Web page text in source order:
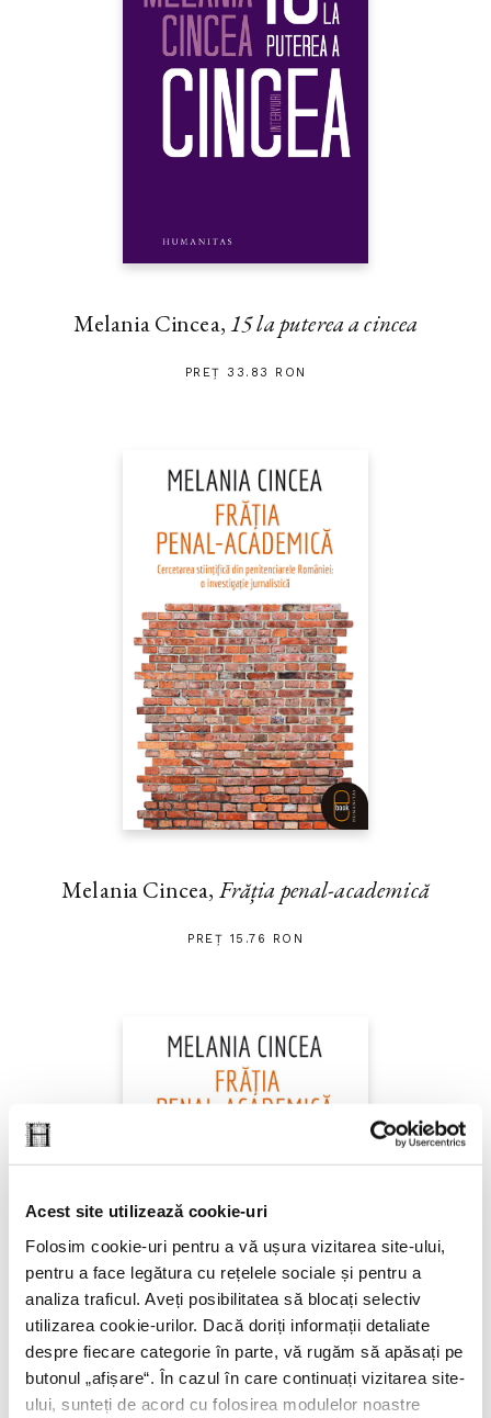
Acest site utilizează cookie-uri
Folosim cookie-uri pentru a vă ușura vizitarea site-ului,
pentru a face legătura cu rețelele sociale și pentru a
analiza traficul. Aveți posibilitatea să blocați selectiv
utilizarea cookie-urilor. Dacă doriți informații detaliate
despre fiecare categorie în parte, vă rugăm să apăsați pe
butonul „ afișare“. În cazul în care continuați vizitarea site-
ului, sunteți de acord cu folosirea modulelor noastre
Melania Cincea,15 la puterea a cincea
PREȚ 33.83 RON
Melania Cincea, Frăția penal-academică
PREȚ 15.76 RON